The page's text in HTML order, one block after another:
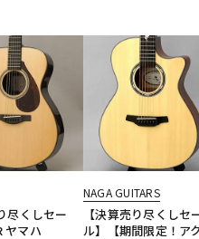
尽くしセー
ヤマハ
NAGA GUITARS
【決算売り尽くしセ
ル】【期間限定！ア